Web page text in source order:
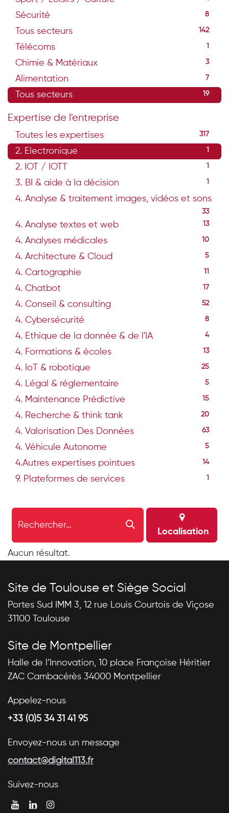
Sécurité 8
Tous secteurs 142
Télécoms 1
Chimie & Matériaux 3
Alimentation 7
Tous secteurs 19
Expertise de l'entreprise
Toutes les expertises 317
2. Electronique 1
2. IOT / IOTT 1
3. BI & aide à la décision 1
4. Analyse & traitement images, vidéos et sons
33
4. Analyse textes et web 13
4. Analyses médicales 10
4. Architecture & Cloud 5
4. Cartographie
4. Chatbot 17
4. Conseil & consulting 52
4. Cybersécurité 8
4. Ethique de la donnée & de l'IA 4
4. Formations & écoles 13
4. IoT & robotique 25
4. Légal & réglementaire 5
4. Maintenance Prédictive 15
4. Recherche & think tank 20
4. Valorisation Des Données 63
4. Véhicule Autonome 5
4.Autres expertises pointues 14
9. Plateformes de services
Localisation
Aucun résultat.
Site de Toulouse et Siège Social
Portes Sud IMM 3, 12 rue Louis Courtois de Viçose
31100 Toulouse
Site de Montpellier
Halle de l’Innovation, 10 place Françoise Héritier
ZAC Cambacérès 34000 Montpellier
Appelez-nous
+33 (0)5 34 31 41 95
Envoyez-nous un message
contact@digital113.fr
Suivez-nous